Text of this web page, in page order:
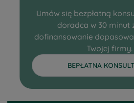
Umów się bezpłatną
doradca w 30 minut
dofinansowanie
Twojej firmy.
BEPŁATNA